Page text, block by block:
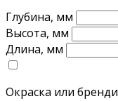
Глубина, мм
Высота, мм
Длина, мм
Окраска или